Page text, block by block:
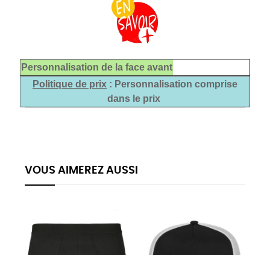
Personnalisation de la face avant
Politique de prix: Personnalisation comprise
dans le prix
VOUS AIMEREZ AUSSI